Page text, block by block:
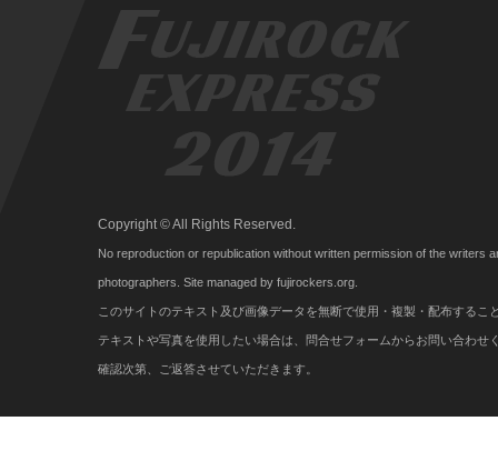
Copyright © All Rights Reserved.
No reproduction or republication without written permission of the writers
photographers. Site managed by fujirockers.org.
このサイトのテキスト及び画像データを無断で使用・複製・配布するこ
テキストや写真を使用したい場合は、問合せフォームからお問い合わせ
確認次第、ご返答させていただきます。